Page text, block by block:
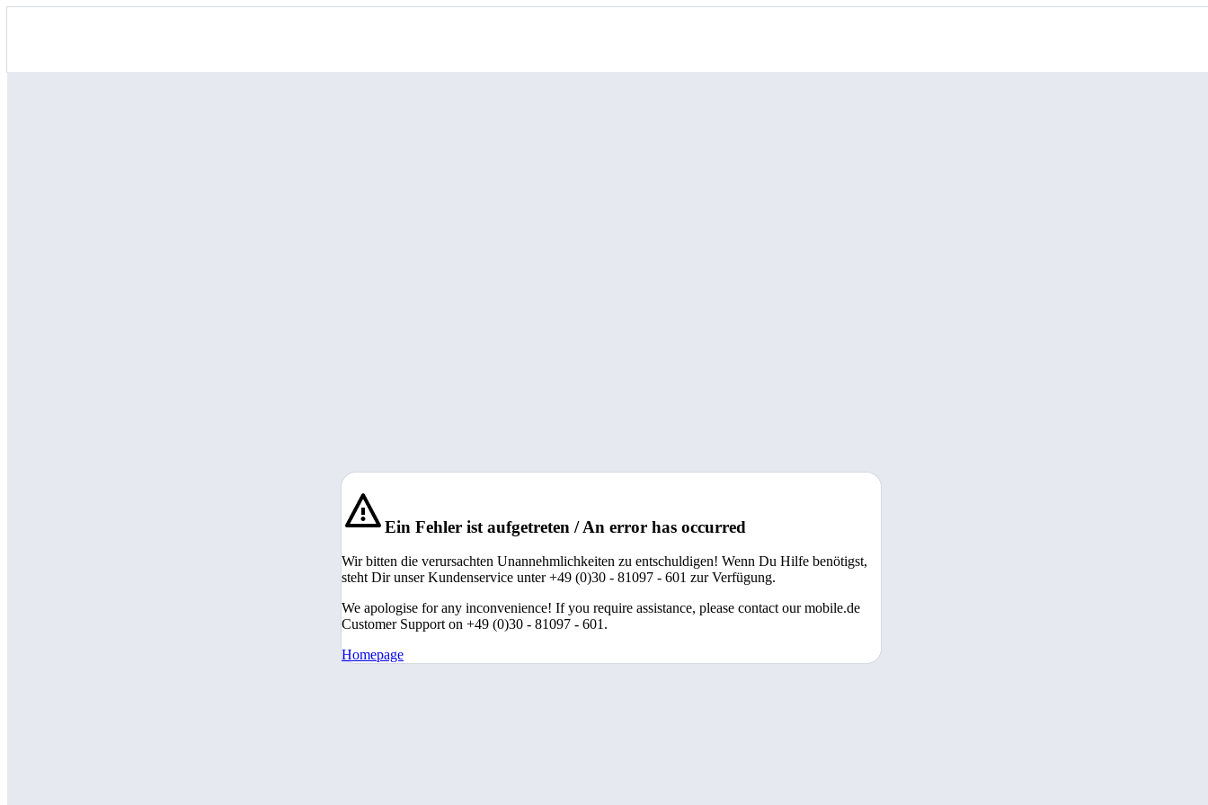
Ein Fehler ist aufgetreten / An error has occurred
Wir bitten die verursachten Unannehmlichkeiten zu entschuldigen! Wenn Du Hilfe benötigst,
steht Dir unser Kundenservice unter +49 (0)30 - 81097 - 601 zur Verfügung.
We apologise for any inconvenience! If you require assistance, please contact our mobile.de
Customer Support on +49 (0)30 - 81097 - 601.
Homepage